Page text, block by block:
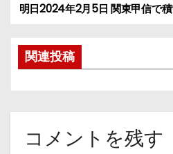
投
稿
ナ
ゲ
明日2024年2月5日 関東甲信で
関連投稿
コメントを残す